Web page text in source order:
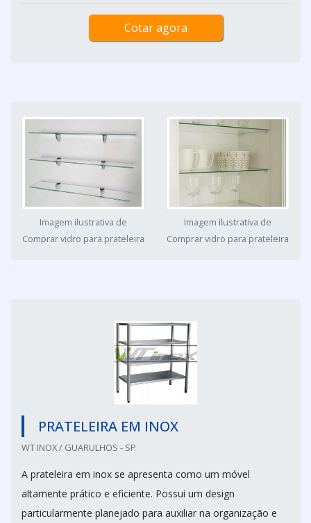
Cotar agora
Imagem ilustrativa de
Comprar vidro para prateleira
Imagem ilustrativa de
Comprar vidro para prateleira
PRATELEIRA EM INOX
WT INOX / GUARULHOS - SP
A prateleira em inox se apresenta como um móvel
altamente prático e eficiente. Possui um design
particularmente planejado para auxiliar na organização e